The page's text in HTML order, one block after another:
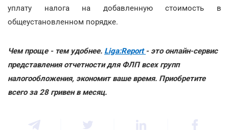
уплату налога на добавленную стоимость в
общеустановленном порядке.
Чем проще - тем удобнее. Liga:Report - это онлайн-сервис
представления отчетности для ФЛП всех групп
налогообложения, экономит ваше время. Приобретите
всего за 28 гривен в месяц.